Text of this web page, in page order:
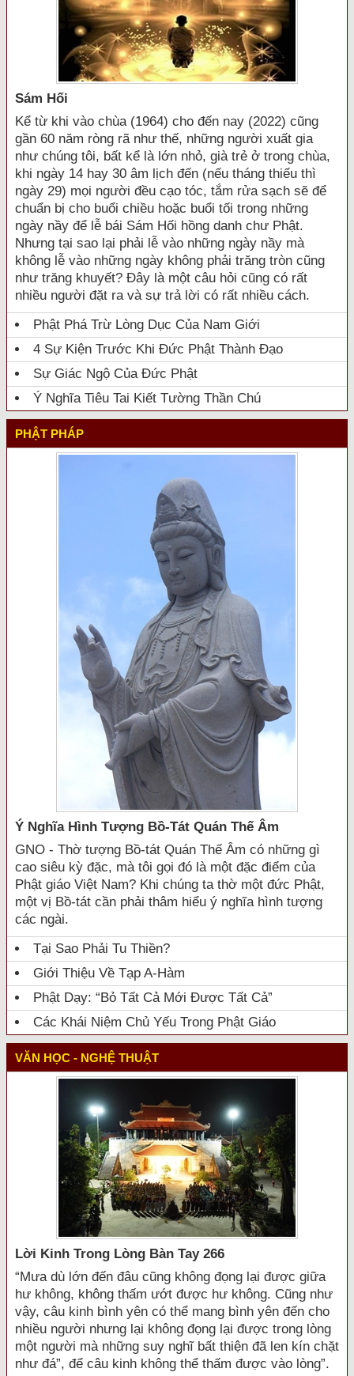
Sám Hối
Kể từ khi vào chùa (1964) cho đến nay (2022) cũng
gần 60 năm ròng rã như thế, những người xuất gia
như chúng tôi, bất kể là lớn nhỏ, già trẻ ở trong chùa,
khi ngày 14 hay 30 âm lịch đến (nếu tháng thiếu thì
ngày 29) mọi người đều cạo tóc, tắm rửa sạch sẽ để
chuẩn bị cho buổi chiều hoặc buổi tối trong những
ngày nầy để lễ bái Sám Hối hồng danh chư Phật.
Nhưng tại sao lại phải lễ vào những ngày nầy mà
không lễ vào những ngày không phải trăng tròn cũng
như trăng khuyết? Đây là một câu hỏi cũng có rất
nhiều người đặt ra và sự trả lời có rất nhiều cách.
Phật Phá Trừ Lòng Dục Của Nam Giới
4 Sự Kiện Trước Khi Đức Phật Thành Đạo
Sự Giác Ngộ Của Đức Phật
Ý Nghĩa Tiêu Tai Kiết Tường Thần Chú
PHẬT PHÁP
Ý Nghĩa Hình Tượng Bồ-Tát Quán Thế Âm
GNO - Thờ tượng Bồ-tát Quán Thế Âm có những gì
cao siêu kỳ đặc, mà tôi gọi đó là một đặc điểm của
Phật giáo Việt Nam? Khi chúng ta thờ một đức Phật,
một vị Bồ-tát cần phải thâm hiểu ý nghĩa hình tượng
các ngài.
Tại Sao Phải Tu Thiền?
Giới Thiệu Về Tạp A-Hàm
Phật Dạy: “Bỏ Tất Cả Mới Được Tất Cả”
Các Khái Niệm Chủ Yếu Trong Phật Giáo
VĂN HỌC - NGHỆ THUẬT
Lời Kinh Trong Lòng Bàn Tay 266
“Mưa dù lớn đến đâu cũng không đọng lại được giữa
hư không, không thấm ướt được hư không. Cũng như
vậy, câu kinh bình yên có thể mang bình yên đến cho
nhiều người nhưng lại không đọng lại được trong lòng
một người mà những suy nghĩ bất thiện đã len kín chặt
như đá”, để câu kinh không thể thấm được vào lòng”.